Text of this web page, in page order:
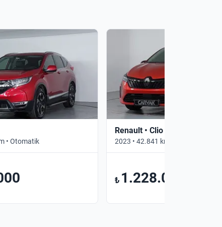
• Otomatik
Renault • Clio
2023 • 42.841 km • Otomatik
₺ 1.228.000